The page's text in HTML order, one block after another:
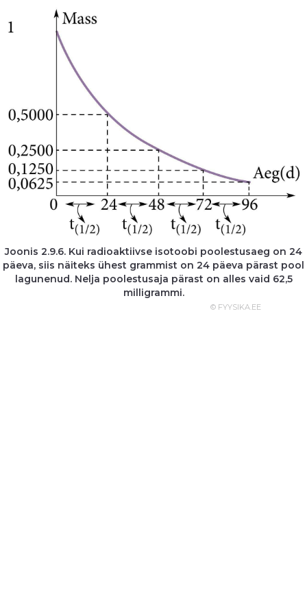
Joonis 2.9.6. Kui radioaktiivse isotoobi poolestusaeg on 24
päeva, siis näiteks ühest grammist on 24 päeva pärast pool
lagunenud. Nelja poolestusaja pärast on alles vaid 62,5
milligrammi.
© FYYSIKA.EE